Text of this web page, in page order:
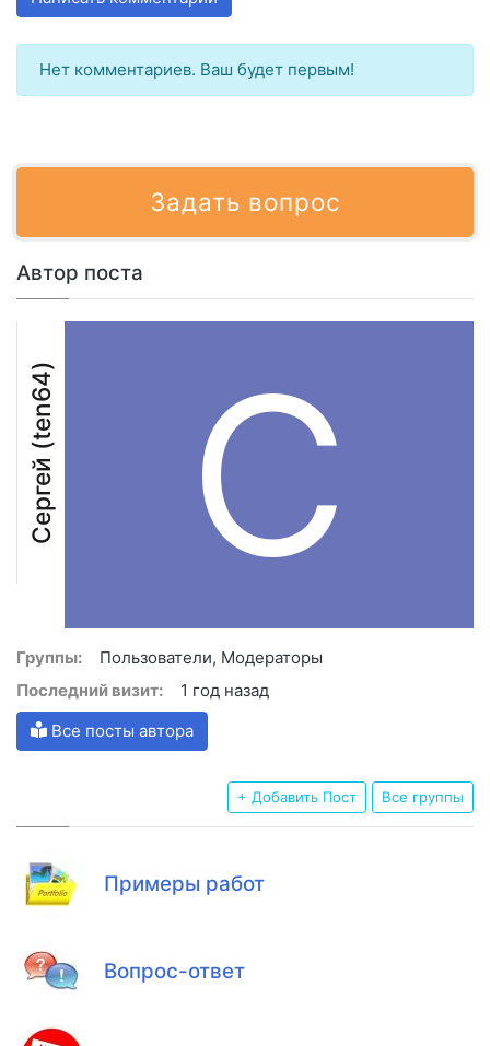
Нет комментариев. Ваш будет первым!
Задать вопрос
Автор поста
Сергей (ten64) С
Группы:
Пользователи, Модераторы
Последний визит:
1 год назад
Все посты автора
+ Добавить Пост Все группы
Примеры работ
Вопрос-ответ